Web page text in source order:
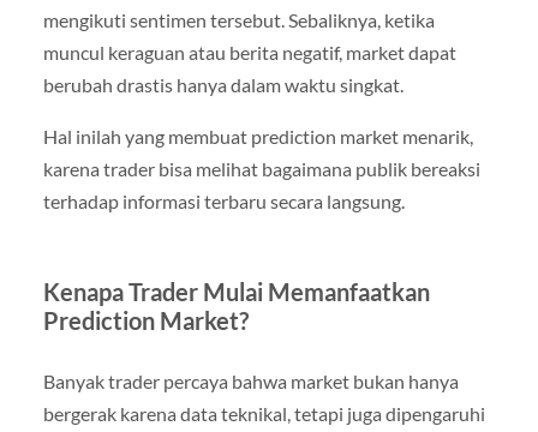
mengikuti sentimen tersebut. Sebaliknya, ketika
muncul keraguan atau berita negatif, market dapat
berubah drastis hanya dalam waktu singkat.
Hal inilah yang membuat prediction market menarik,
karena trader bisa melihat bagaimana publik bereaksi
terhadap informasi terbaru secara langsung.
Kenapa Trader Mulai Memanfaatkan
Prediction Market?
Banyak trader percaya bahwa market bukan hanya
bergerak karena data teknikal, tetapi juga dipengaruhi